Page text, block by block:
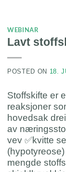
WEBINAR
Lavt
POSTED ON 18.
Stoffskifte er
reaksjoner
hovedsak
av
vev ✅kvitte
mengde